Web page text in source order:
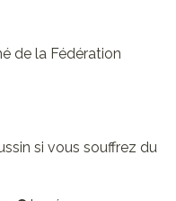
de la Fédération
si vous souffrez du